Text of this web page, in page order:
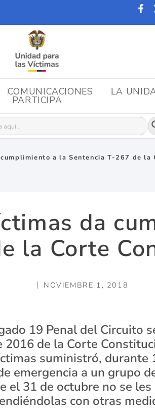
COMUNICACIONES LA
PARTICIPA
a la Sentencia T-267 de la
da
la Corte
NOVIEMBRE 1, 2018
19 Penal del Circuito
de la Corte
suministró, durante
emergencia a un grupo
el 31 de octubre no se
con otras